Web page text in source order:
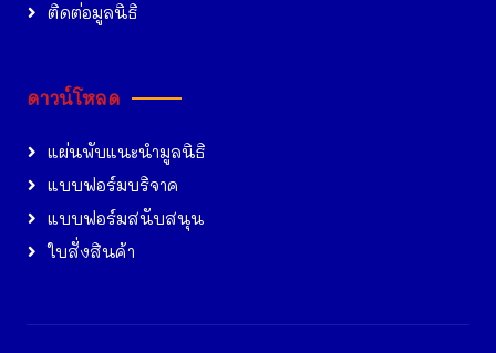
ติดต่อมูลนิธิ
ดาวน์โหลด
แผ่นพับแนะนำมูลนิธิ
แบบฟอร์มบริจาค
แบบฟอร์มสนับสนุน
ใบสั่งสินค้า